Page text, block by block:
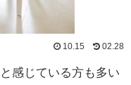
10.15 02.28
感じている方も多い